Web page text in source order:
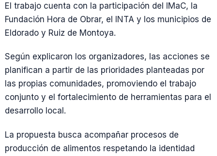
El trabajo cuenta con la participación del IMaC, la
Fundación Hora de Obrar, el INTA y los municipios de
Eldorado y Ruiz de Montoya.
Según explicaron los organizadores, las acciones se
planifican a partir de las prioridades planteadas por
las propias comunidades, promoviendo el trabajo
conjunto y el fortalecimiento de herramientas para el
desarrollo local.
La propuesta busca acompañar procesos de
producción de alimentos respetando la identidad